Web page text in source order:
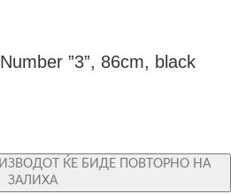
”3”, 86cm, black
ЌЕ БИДЕ ПОВТОРНО НА
ЗАЛИХА